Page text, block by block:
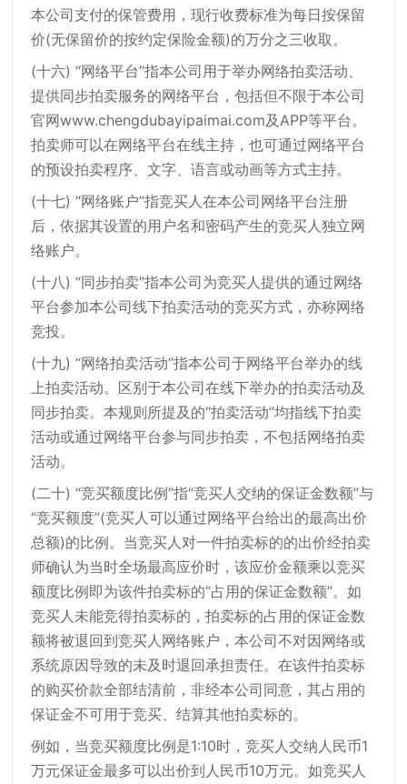
本公司支付的保管费用，现行收费标准为每日按保留
价(无保留价的按约定保险金额)的万分之三收取。
(十六) “网络平台”指本公司用于举办网络拍卖活动、
提供同步拍卖服务的网络平台，包括但不限于本公司
官网www.chengdubayipaimai.com及APP等平台。
拍卖师可以在网络平台在线主持，也可通过网络平台
的预设拍卖程序、文字、语言或动画等方式主持。
(十七) “网络账户”指竞买人在本公司网络平台注册
后，依据其设置的用户名和密码产生的竞买人独立网
络账户。
(十八) “同步拍卖”指本公司为竞买人提供的通过网络
平台参加本公司线下拍卖活动的竞买方式，亦称网络
竞投。
(十九) “网络拍卖活动”指本公司于网络平台举办的线
上拍卖活动。区别于本公司在线下举办的拍卖活动及
同步拍卖。本规则所提及的“拍卖活动”均指线下拍卖
活动或通过网络平台参与同步拍卖，不包括网络拍卖
活动。
(二十) “竞买额度比例”指“竞买人交纳的保证金数额”与
“竞买额度”(竞买人可以通过网络平台给出的最高出价
总额)的比例。当竞买人对一件拍卖标的的出价经拍卖
师确认为当时全场最高应价时，该应价金额乘以竞买
额度比例即为该件拍卖标的“占用的保证金数额”。如
竞买人未能竞得拍卖标的，拍卖标的占用的保证金数
额将被退回到竞买人网络账户，本公司不对因网络或
系统原因导致的未及时退回承担责任。在该件拍卖标
的购买价款全部结清前，非经本公司同意，其占用的
保证金不可用于竞买、结算其他拍卖标的。
例如，当竞买额度比例是1:10时，竞买人交纳人民币1
万元保证金最多可以出价到人民币10万元。如竞买人